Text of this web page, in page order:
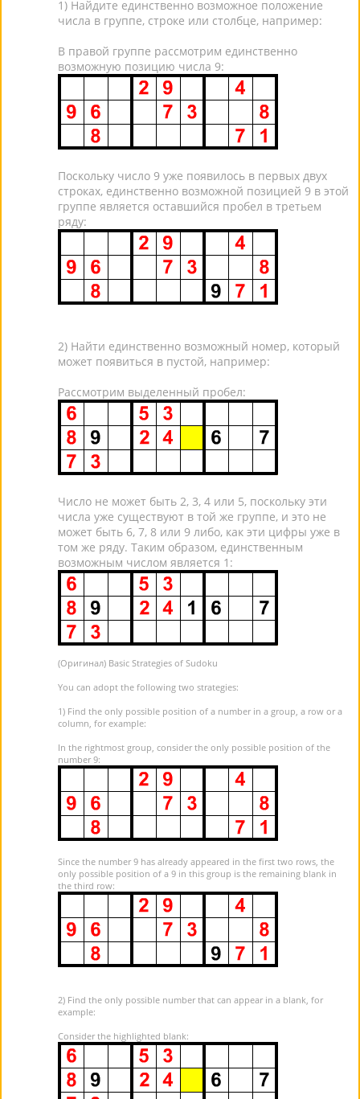
1) Найдите единственно возможное положение
числа в группе, строке или столбце, например:
В правой группе рассмотрим единственно
возможную позицию числа 9:
Поскольку число 9 уже появилось в первых двух
строках, единственно возможной позицией 9 в этой
группе является оставшийся пробел в третьем
ряду:
2) Найти единственно возможный номер, который
может появиться в пустой, например:
Рассмотрим выделенный пробел:
Число не может быть 2, 3, 4 или 5, поскольку эти
числа уже существуют в той же группе, и это не
может быть 6, 7, 8 или 9 либо, как эти цифры уже в
том же ряду. Таким образом, единственным
возможным числом является 1:
(Оригинал) Basic Strategies of Sudoku
You can adopt the following two strategies:
1) Find the only possible position of a number in a group, a row or a
column, for example:
In the rightmost group, consider the only possible position of the
number 9:
Since the number 9 has already appeared in the first two rows, the
only possible position of a 9 in this group is the remaining blank in
the third row:
2) Find the only possible number that can appear in a blank, for
example:
Consider the highlighted blank: